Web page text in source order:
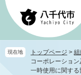
ペ
先
頭
メ
を
飛
現在地 トップページ >
コーポレーショ
一時使用に関す